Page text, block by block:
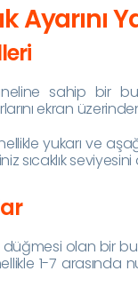
Ayarını
sahip bir
ekran
yukarı ve
sıcaklık seviyesini
olan bir
1-7 arasında